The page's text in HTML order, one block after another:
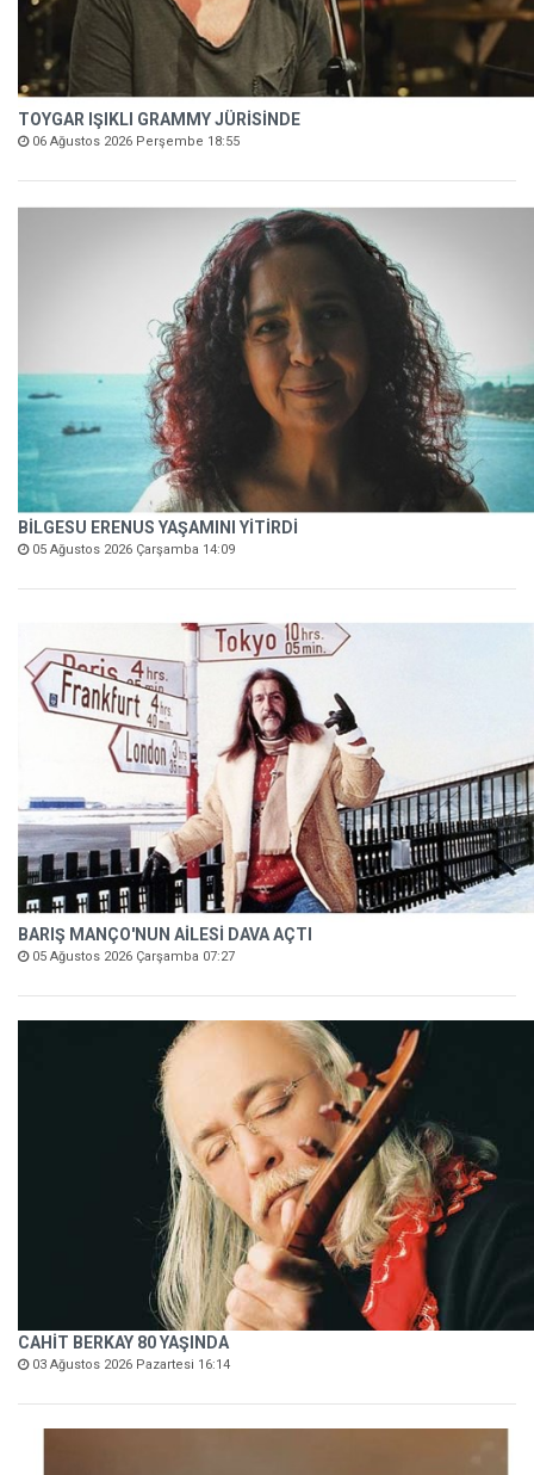
TOYGAR IŞIKLI GRAMMY JÜRİSİNDE
06 Ağustos 2026 Perşembe 18:55
BİLGESU ERENUS YAŞAMINI YİTİRDİ
05 Ağustos 2026 Çarşamba 14:09
BARIŞ MANÇO'NUN AİLESİ DAVA AÇTI
05 Ağustos 2026 Çarşamba 07:27
CAHİT BERKAY 80 YAŞINDA
03 Ağustos 2026 Pazartesi 16:14